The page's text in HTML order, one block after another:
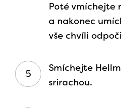
Poté vmíchejte
a nakonec
vše chvíli
Smíchejte
srirachou.